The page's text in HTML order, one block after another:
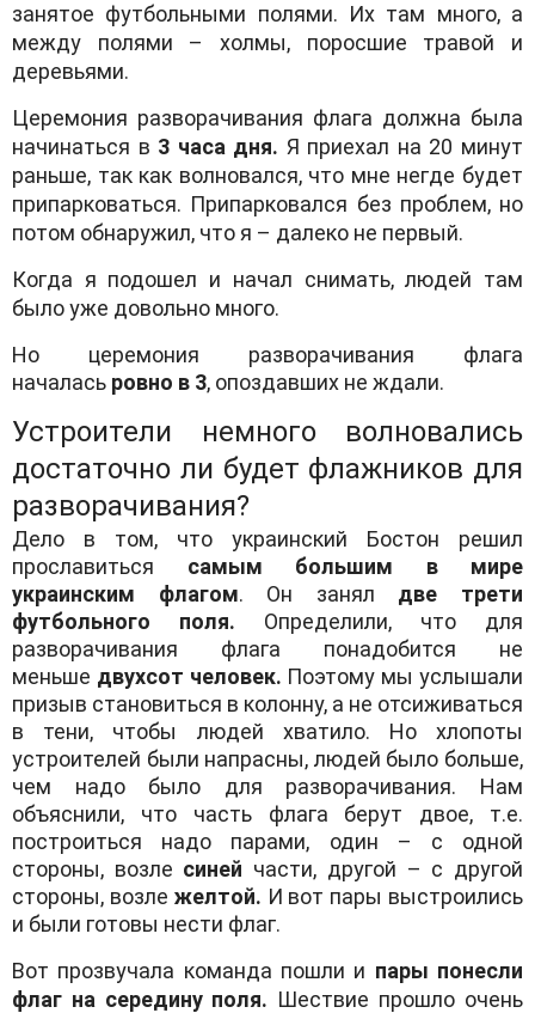
занятое футбольными полями. Их там много, а
между полями – холмы, поросшие травой и
деревьями.
Церемония разворачивания флага должна была
начинаться в 3 часа дня. Я приехал на 20 минут
раньше, так как волновался, что мне негде будет
припарковаться. Припарковался без проблем, но
потом обнаружил, что я – далеко не первый.
Когда я подошел и начал снимать, людей там
было уже довольно много.
Но церемония разворачивания флага
началась ровно в 3, опоздавших не ждали.
Устроители немного волновались
достаточно ли будет флажников для
разворачивания?
Дело в том, что украинский Бостон решил
прославиться самым большим в мире
украинским флагом. Он занял две трети
футбольного поля. Определили, что для
разворачивания флага понадобится не
меньше двухсот человек. Поэтому мы услышали
призыв становиться в колонну, а не отсиживаться
в тени, чтобы людей хватило. Но хлопоты
устроителей были напрасны, людей было больше,
чем надо было для разворачивания. Нам
объяснили, что часть флага берут двое, т.е.
построиться надо парами, один – с одной
стороны, возле синей части, другой – с другой
стороны, возле желтой. И вот пары выстроились
и были готовы нести флаг.
Вот прозвучала команда пошли и пары понесли
флаг на середину поля. Шествие прошло очень